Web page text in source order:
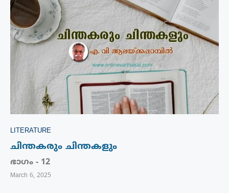
LITERATURE
ചിന്തകരും ചിന്തകളും
ഭാഗം - 12
March 6, 2025